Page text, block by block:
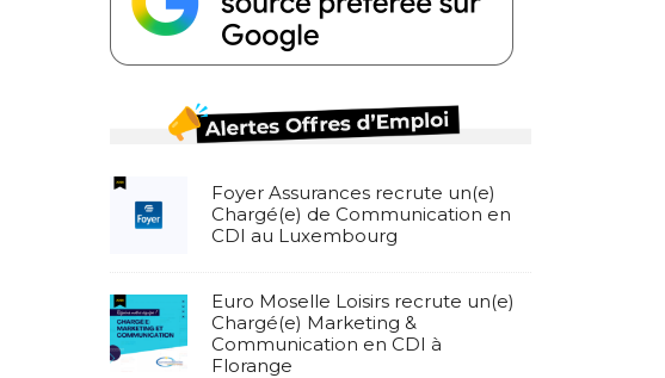
Foyer Assurances recrute un(e)
Chargé(e) de Communication en
CDI au Luxembourg
Euro Moselle Loisirs recrute un(e)
Chargé(e) Marketing &
Communication en CDI à
Florange